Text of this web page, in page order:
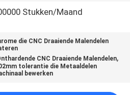
Stukken/Maand
die CNC Draaiende Malendelen
CNC Draaiende Malendelen,
tolerantie die Metaaldelen
bewerken